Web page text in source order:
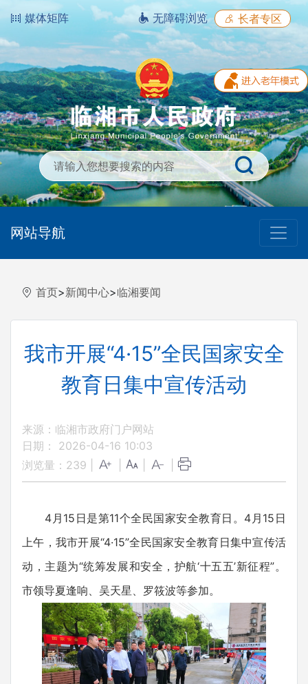
媒体矩阵 无障碍浏览 长者专区
网站导航
首页>新闻中心>临湘要闻
我市开展“4·15”全民国家安全
教育日集中宣传活动
来源：临湘市政府门户网站
日期： 2026-04-16 10:03
浏览量： 239
4月15日是第11个全民国家安全教育日。4月15日
上午，我市开展“4·15”全民国家安全教育日集中宣传活
动，主题为“统筹发展和安全，护航‘十五五’新征程”。
市领导夏逢响、吴天星、罗筱波等参加。